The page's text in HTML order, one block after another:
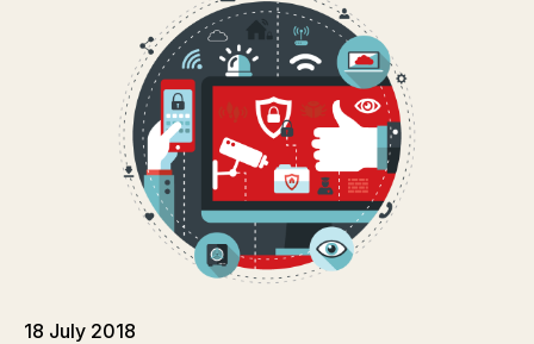
18 July 2018